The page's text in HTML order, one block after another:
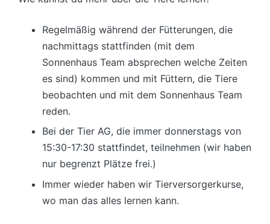
Regelmäßig während der Fütterungen, die
nachmittags stattfinden (mit dem
Sonnenhaus Team absprechen welche Zeiten
es sind) kommen und mit Füttern, die Tiere
beobachten und mit dem Sonnenhaus Team
reden.
Bei der Tier AG, die immer donnerstags von
15:30-17:30 stattfindet, teilnehmen (wir haben
nur begrenzt Plätze frei.)
Immer wieder haben wir Tierversorgerkurse,
wo man das alles lernen kann.